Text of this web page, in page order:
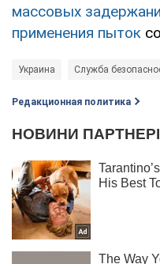
массовых
применения пыток
Украина Служба
Редакционная политика